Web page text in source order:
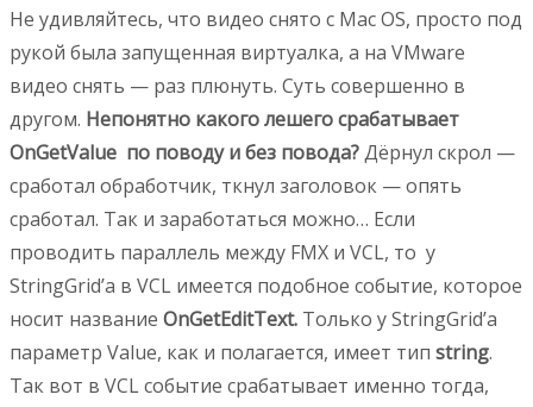
Не удивляйтесь, что видео снято с Mac OS, просто под
рукой была запущенная виртуалка, а на VMware
видео снять — раз плюнуть. Суть совершенно в
другом. Непонятно какого лешего срабатывает
OnGetValue по поводу и без повода?Дёрнул скрол —
сработал обработчик, ткнул заголовок — опять
сработал. Так и заработаться можно… Если
проводить параллель между FMX и VCL, то у
StringGrid’a в VCL имеется подобное событие, которое
носит название OnGetEditText. Только у StringGrid’а
параметр Value, как и полагается, имеет тип string.
Так вот в VCL событие срабатывает именно тогда,